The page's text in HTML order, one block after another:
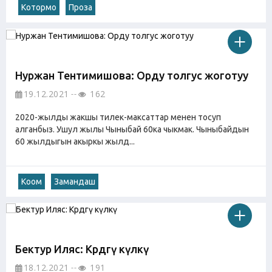
Котормо Проза
Нуржан Тентимишова: Орду толгус жоготуу
19.12.2021 162
2020-жылды жакшы тилек-максаттар менен тосуп
алганбыз. Ушул жылы Чыныбай 60ка чыкмак. Чыныбайдын
60 жылдыгын акыркы жылд...
Коом Замандаш
Бектур Иляс: Көрдөгү күлкү
18.12.2021 191